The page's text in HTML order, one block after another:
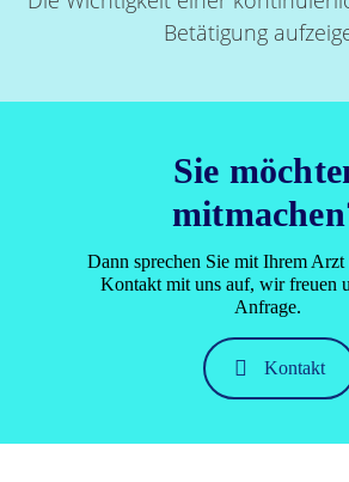
Betätigung
Sie
Dann sprechen Sie mit Ihrem Arzt
Kontakt mit uns auf, wir freuen
Anfrage.
Kontakt